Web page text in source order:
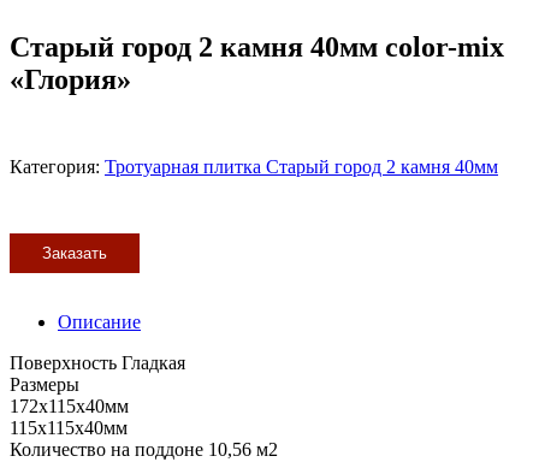
Старый город 2 камня 40мм color-mix
«Глория»
Категория: Тротуарная плитка Старый город 2 камня 40мм
Заказать
Описание
Поверхность Гладкая
Размеры
172x115x40мм
115x115x40мм
Количество на поддоне 10,56 м2